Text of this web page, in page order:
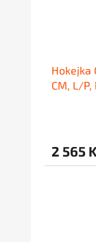
Hokejka
CM, L/P,
2 565